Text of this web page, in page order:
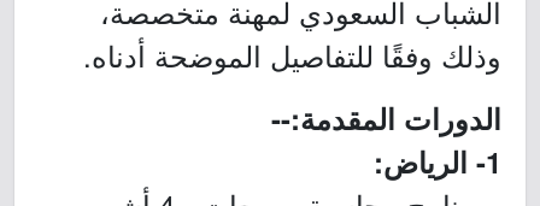
الشباب السعودي لمهنة متخصصة،
وذلك وفقًا للتفاصيل الموضحة أدناه.
الدورات المقدمة:--
1- الرياض: